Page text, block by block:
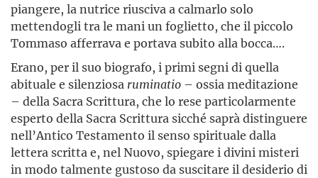
piangere, la nutrice riusciva a calmarlo solo
mettendogli tra le mani un foglietto, che il piccolo
Tommaso afferrava e portava subito alla bocca….
Erano, per il suo biografo, i primi segni di quella
abituale e silenziosa ruminatio – ossia meditazione
– della Sacra Scrittura, che lo rese particolarmente
esperto della Sacra Scrittura sicché saprà distinguere
nell’Antico Testamento il senso spirituale dalla
lettera scritta e, nel Nuovo, spiegare i divini misteri
in modo talmente gustoso da suscitare il desiderio di